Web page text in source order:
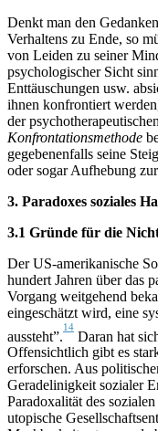
Denkt man den
Verhaltens zu Ende, so
von Leiden zu seiner
psychologischer Sicht
Enttäuschungen usw.
ihnen konfrontiert
der
Konfrontationsmethode
gegebenenfalls seine
oder sogar Aufhebung
3. Paradoxes soziales
3.1 Gründe für die
Der US-amerikanische
hundert Jahren über das
Vorgang weitgehend
eingeschätzt wird, eine
aussteht”.
14
Daran hat
Offensichtlich gibt es
erforschen. Aus
Geradelinigkeit sozialer
Paradoxalität des
utopische